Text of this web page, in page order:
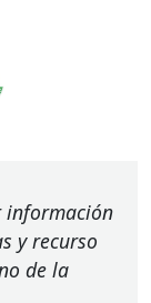
información
y recurso
de la